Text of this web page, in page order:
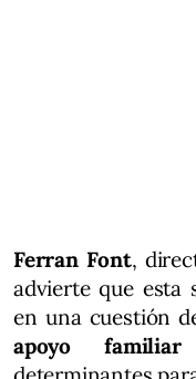
Ferran Font,
advierte que esta
en una cuestión
apoyo familiar